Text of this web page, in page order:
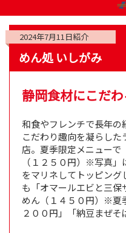
2024年7月11日紹介
めん処 いしがみ
静岡食材にこだ
和食やフレンチで長年の
こだわり趣向を凝らし
店。夏季限定メニュー
（１２５０円）※写真
をマリネしてトッピング
も「オマールエビと三保
めん（１４５０円）※
２００円」「納豆まぜ